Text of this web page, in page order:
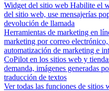
Widget del sitio web Habilite el
del sitio web, use mensajerías
devolución de llamada
Herramientas de marketing en
marketing por correo
automatización de marketing e
CoPilot en los sitios web y
demanda, imágenes generadas
traducción de textos
Ver todas las funciones de sitios